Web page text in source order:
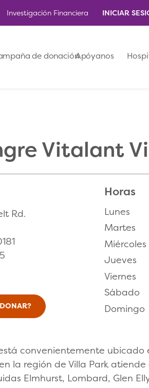
Investigación Financiera INICIAR
de donaciónApóyanos
Vitalant
Rd.
Horas
Lunes
Martes
Miércoles
Jueves
Viernes
Sábado
Domingo
convenientemente ubicado
la región de Villa Park
Elmhurst, Lombard, Glen